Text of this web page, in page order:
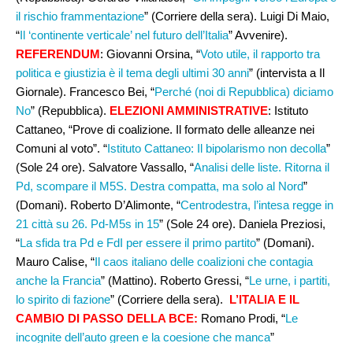
il rischio frammentazione” (Corriere della sera). Luigi Di Maio,
“Il ‘continente verticale’ nel futuro dell’Italia” Avvenire).
REFERENDUM: Giovanni Orsina, “Voto utile, il rapporto tra
politica e giustizia è il tema degli ultimi 30 anni” (intervista a Il
Giornale). Francesco Bei, “Perché (noi di Repubblica) diciamo
No” (Repubblica). ELEZIONI AMMINISTRATIVE: Istituto
Cattaneo, “Prove di coalizione. Il formato delle alleanze nei
Comuni al voto”. “Istituto Cattaneo: Il bipolarismo non decolla”
(Sole 24 ore). Salvatore Vassallo, “Analisi delle liste. Ritorna il
Pd, scompare il M5S. Destra compatta, ma solo al Nord”
(Domani). Roberto D’Alimonte, “Centrodestra, l’intesa regge in
21 città su 26. Pd-M5s in 15” (Sole 24 ore). Daniela Preziosi,
“La sfida tra Pd e FdI per essere il primo partito” (Domani).
Mauro Calise, “Il caos italiano delle coalizioni che contagia
anche la Francia” (Mattino). Roberto Gressi, “Le urne, i partiti,
lo spirito di fazione” (Corriere della sera). L’ITALIA E IL
CAMBIO DI PASSO DELLA BCE: Romano Prodi, “Le
incognite dell’auto green e la coesione che manca”